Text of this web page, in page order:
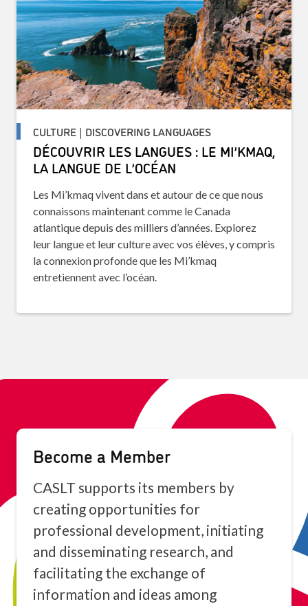
CULTURE | DISCOVERING LANGUAGES
DÉCOUVRIR LES LANGUES : LE MI’KMAQ,
LA LANGUE DE L’OCÉAN
Les Mi’kmaq vivent dans et autour de ce que nous
connaissons maintenant comme le Canada
atlantique depuis des milliers d’années. Explorez
leur langue et leur culture avec vos élèves, y compris
la connexion profonde que les Mi’kmaq
entretiennent avec l’océan.
Become a Member
CASLT supports its members by
creating opportunities for
professional development, initiating
and disseminating research, and
facilitating the exchange of
information and ideas among